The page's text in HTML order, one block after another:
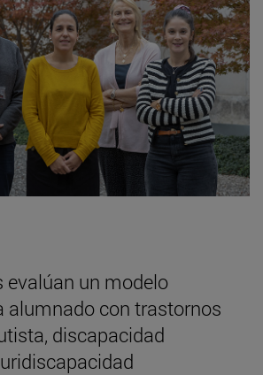
evalúan un modelo
alumnado con trastornos
discapacidad